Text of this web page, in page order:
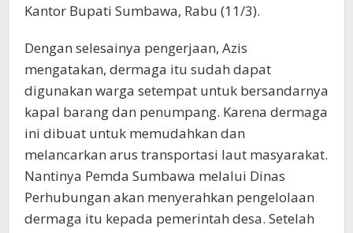
Kantor Bupati Sumbawa, Rabu (11/3).
Dengan selesainya pengerjaan, Azis
mengatakan, dermaga itu sudah dapat
digunakan warga setempat untuk bersandarnya
kapal barang dan penumpang. Karena dermaga
ini dibuat untuk memudahkan dan
melancarkan arus transportasi laut masyarakat.
Nantinya Pemda Sumbawa melalui Dinas
Perhubungan akan menyerahkan pengelolaan
dermaga itu kepada pemerintah desa. Setelah